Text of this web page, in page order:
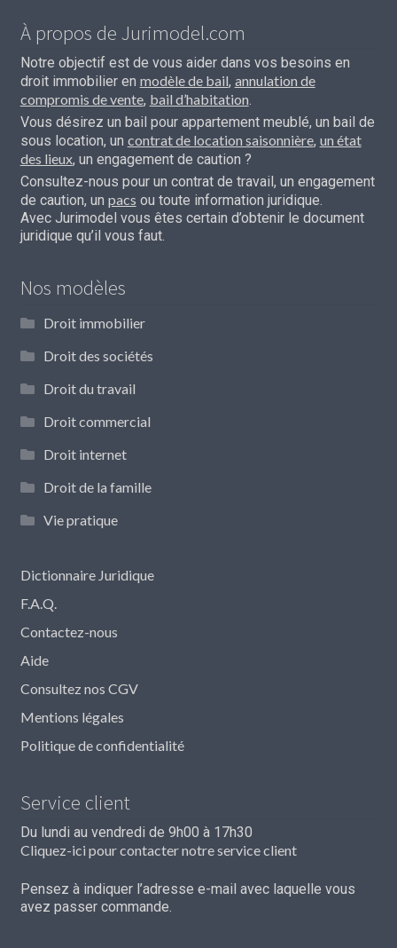
À propos de Jurimodel.com
Notre objectif est de vous aider dans vos besoins en
droit immobilier en modèle de bail, annulation de
compromis de vente, bail d’habitation.
Vous désirez un bail pour appartement meublé, un bail de
sous location, un contrat de location saisonnière, un état
des lieux, un engagement de caution ?
Consultez-nous pour un contrat de travail, un engagement
de caution, un pacs ou toute information juridique.
Avec Jurimodel vous êtes certain d’obtenir le document
juridique qu’il vous faut.
Nos modèles
Droit immobilier
Droit des sociétés
Droit du travail
Droit commercial
Droit internet
Droit de la famille
Vie pratique
Dictionnaire Juridique
F.A.Q.
Contactez-nous
Aide
Consultez nos CGV
Mentions légales
Politique de confidentialité
Service client
Du lundi au vendredi de 9h00 à 17h30
Cliquez-ici pour contacter notre service client
Pensez à indiquer l’adresse e-mail avec laquelle vous
avez passer commande.